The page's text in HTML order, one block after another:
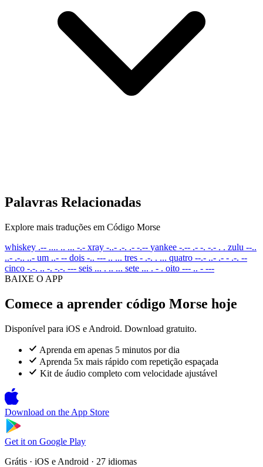
Palavras Relacionadas
Explore mais traduções em Código Morse
whiskey .-- .... .. ... -.- xray -..- .-. .- -.-- yankee -.-- .- -. -.- . . zulu --..
..- .-.. ..- um ..- -- dois -.. --- .. ... tres - .-. . ... quatro --.- ..- .- - .-. --
cinco -.-. .. -. -.-. --- seis ... . .. ... sete ... . - . oito --- .. - ---
BAIXE O APP
Comece a aprender código Morse hoje
Disponível para iOS e Android. Download gratuito.
Aprenda em apenas 5 minutos por dia
Aprenda 5x mais rápido com repetição espaçada
Kit de áudio completo com velocidade ajustável
Download on the App Store
Get it on Google Play
Grátis · iOS e Android · 27 idiomas